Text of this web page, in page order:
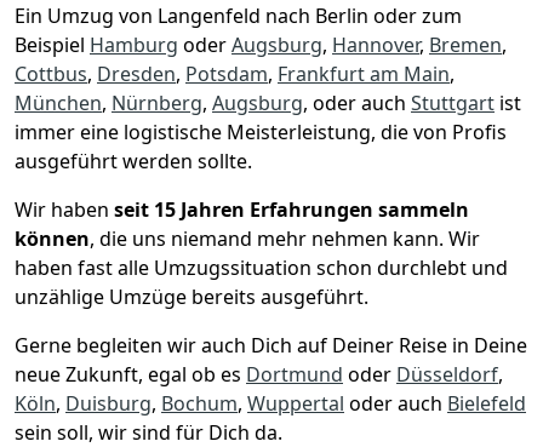
Ein Umzug von Langenfeld nach Berlin oder zum
Beispiel Hamburg oderAugsburg, Hannover, Bremen,
Cottbus, Dresden, Potsdam, Frankfurt am Main,
München, Nürnberg, Augsburg, oder auch Stuttgart ist
immer eine logistische Meisterleistung, die von Profis
ausgeführt werden sollte.
Wir haben seit 15 Jahren Erfahrungen sammeln
können, die uns niemand mehr nehmen kann. Wir
haben fast alle Umzugssituation schon durchlebt und
unzählige Umzüge bereits ausgeführt.
Gerne begleiten wir auch Dich auf Deiner Reise in Deine
neue Zukunft, egal ob es Dortmund oder Düsseldorf,
Köln, Duisburg, Bochum, Wuppertal oder auch Bielefeld
sein soll, wir sind für Dich da.